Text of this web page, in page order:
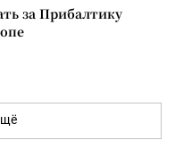
за Прибалтику